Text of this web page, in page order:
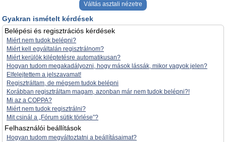
Váltás asztali nézetre
Gyakran ismételt kérdések
Belépési és regisztrációs kérdések
Miért nem tudok belépni?
Miért kell egyáltalán regisztrálnom?
Miért kerülök kiléptetésre automatikusan?
Hogyan tudom megakadályozni, hogy mások lássák, mikor vagyok jelen?
Elfelejtettem a jelszavamat!
Regisztráltam, de mégsem tudok belépni
Korábban regisztráltam magam, azonban már nem tudok belépni?!
Mi az a COPPA?
Miért nem tudok regisztrálni?
Mit csinál a „Fórum sütik törlése”?
Felhasználói beállítások
Hogyan tudom megváltoztatni a beállításaimat?